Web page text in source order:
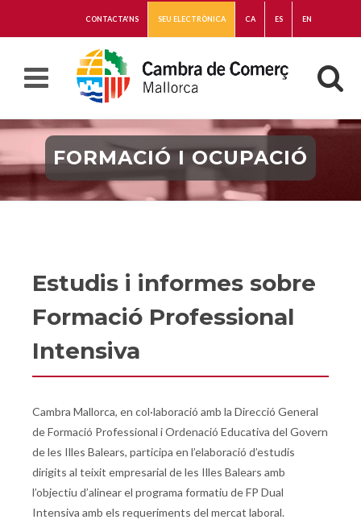
CONTACTA'NS SEU ELECTRÒNICA CA ES EN
FORMACIÓ I OCUPACIÓ
Estudis i informes sobre
Formació Professional
Intensiva
Cambra Mallorca, en col·laboració amb la Direcció General
de Formació Professional i Ordenació Educativa del Govern
de les Illes Balears, participa en l’elaboració d’estudis
dirigits al teixit empresarial de les Illes Balears amb
l’objectiu d’alinear el programa formatiu de FP Dual
Intensiva amb els requeriments del mercat laboral.